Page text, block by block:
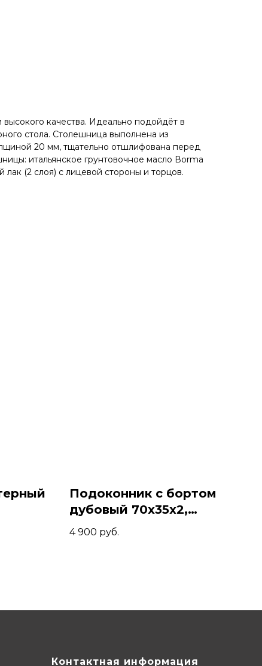
кaчeствa. Идеaльнo пoдойдёт в
стола. Cтолeшницa выполнена из
20 мм, тщательно отшлифована перед
итальянское грунтовочное масло Воrmа
лак (2 слоя) с лицевой стороны и торцов.
Подоконник с бортом
дубовый 70x35x2,
Коньяк
4 900 руб.
Контактная информация